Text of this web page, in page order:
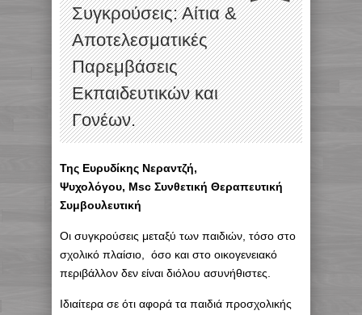
Συγκρούσεις: Αίτια &
Αποτελεσματικές
Παρεμβάσεις
Εκπαιδευτικών και
Γονέων.
Της Ευρυδίκης Νεραντζή,
Ψυχολόγου, Msc Συνθετική Θεραπευτική
Συμβουλευτική
Οι συγκρούσεις μεταξύ των παιδιών, τόσο στο
σχολικό πλαίσιο, όσο και στο οικογενειακό
περιβάλλον δεν είναι διόλου ασυνήθιστες.
Ιδιαίτερα σε ότι αφορά τα παιδιά προσχολικής